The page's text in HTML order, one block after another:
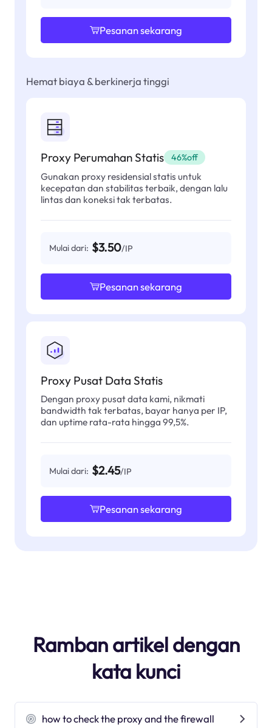
Pesanan sekarang
Hemat biaya & berkinerja tinggi
Proxy Perumahan Statis 46%off
Gunakan proxy residensial statis untuk
kecepatan dan stabilitas terbaik, dengan lalu
lintas dan koneksi tak terbatas.
Mulai dari: $3.50/IP
Pesanan sekarang
Proxy Pusat Data Statis
Dengan proxy pusat data kami, nikmati
bandwidth tak terbatas, bayar hanya per IP,
dan uptime rata-rata hingga 99,5%.
Mulai dari: $2.45/IP
Pesanan sekarang
Ramban artikel dengan
kata kunci
how to check the proxy and the firewall